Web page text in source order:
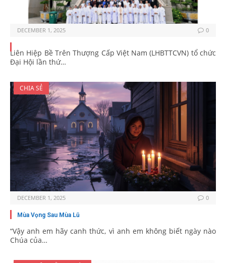
DECEMBER 1, 2025 0
Liên Hiệp Bề Trên Thượng Cấp Việt Nam (LHBTTCVN) tổ chức
Đại Hội lần thứ…
CHIA SẺ
DECEMBER 1, 2025 0
Mùa Vọng Sau Mùa Lũ
“Vậy anh em hãy canh thức, vì anh em không biết ngày nào
Chúa của…